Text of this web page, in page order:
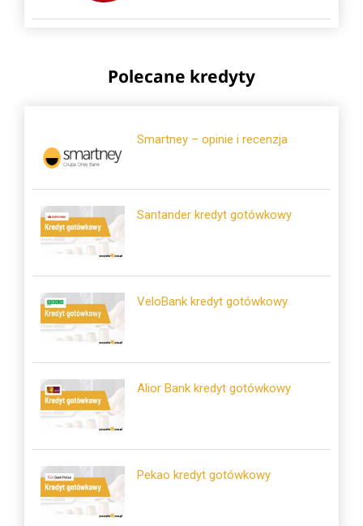
Polecane kredyty
Smartney – opinie i recenzja
Santander kredyt gotówkowy
VeloBank kredyt gotówkowy
Alior Bank kredyt gotówkowy
Pekao kredyt gotówkowy